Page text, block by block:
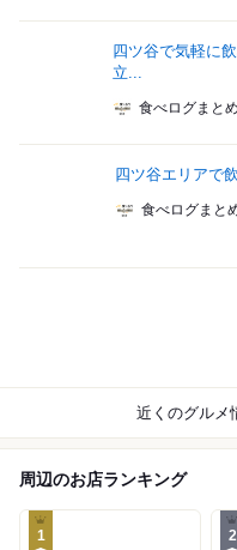
四ツ谷で気軽に
立...
食べログまと
四ツ谷エリアで
食べログまと
近くのグルメ
周辺のお店ランキング
1 2